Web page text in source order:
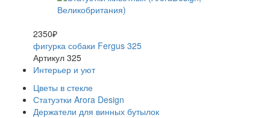
2350₽
фигурка собаки Fergus 325
Артикул 325
Интерьер и уют
Цветы в стекле
Статуэтки Arora Design
Держатели для винных бутылок